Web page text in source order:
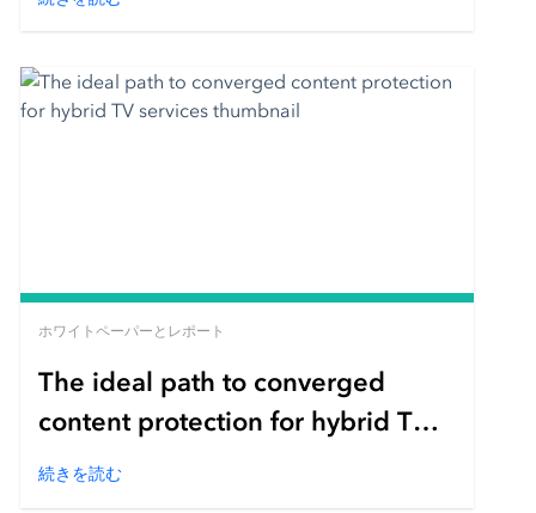
ホワイトペーパーとレポート
The ideal path to converged
content protection for hybrid TV
services
続きを読む